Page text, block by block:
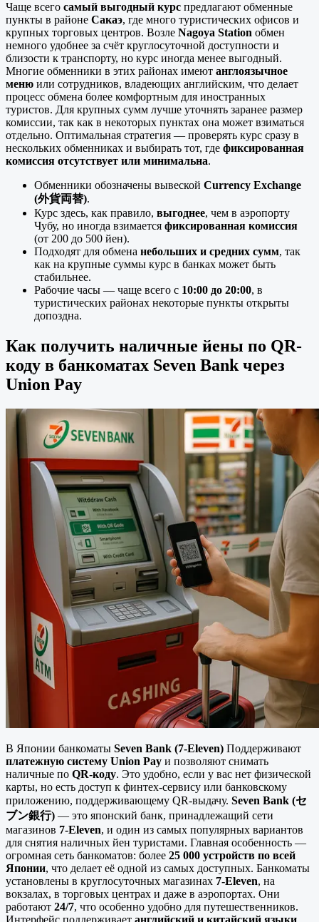
Чаще всего самый выгодный курс предлагают обменные
пункты в районе Сакаэ, где много туристических офисов и
крупных торговых центров. Возле Nagoya Station обмен
немного удобнее за счёт круглосуточной доступности и
близости к транспорту, но курс иногда менее выгодный.
Многие обменники в этих районах имеют англоязычное
меню или сотрудников, владеющих английским, что делает
процесс обмена более комфортным для иностранных
туристов. Для крупных сумм лучше уточнять заранее размер
комиссии, так как в некоторых пунктах она может взиматься
отдельно. Оптимальная стратегия — проверять курс сразу в
нескольких обменниках и выбирать тот, где фиксированная
комиссия отсутствует или минимальна.
Обменники обозначены вывеской Currency Exchange
(外貨両替).
Курс здесь, как правило, выгоднее, чем в аэропорту
Чубу, но иногда взимается фиксированная комиссия
(от 200 до 500 йен).
Подходят для обмена небольших и средних сумм, так
как на крупные суммы курс в банках может быть
стабильнее.
Рабочие часы — чаще всего с 10:00 до 20:00, в
туристических районах некоторые пункты открыты
допоздна.
Как получить наличные йены по QR-
коду в банкоматах Seven Bank через
Union Pay
В Японии банкоматы Seven Bank (7-Eleven) Поддерживают
платежную систему Union Pay и позволяют снимать
наличные по QR-коду. Это удобно, если у вас нет физической
карты, но есть доступ к финтех-сервису или банковскому
приложению, поддерживающему QR-выдачу. Seven Bank (セ
ブン銀行) — это японский банк, принадлежащий сети
магазинов 7-Eleven, и один из самых популярных вариантов
для снятия наличных йен туристами. Главная особенность —
огромная сеть банкоматов: более 25 000 устройств по всей
Японии, что делает её одной из самых доступных. Банкоматы
установлены в круглосуточных магазинах 7-Eleven, на
вокзалах, в торговых центрах и даже в аэропортах. Они
работают 24/7, что особенно удобно для путешественников.
Интерфейс поддерживает английский и китайский языки